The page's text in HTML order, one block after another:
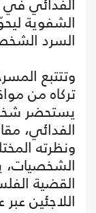
الشفوية
السرد
وتتتبع
تركاه من
يستحضر
الفدائي،
ونظرته
الشخصيات،
القضية
اللاجئين